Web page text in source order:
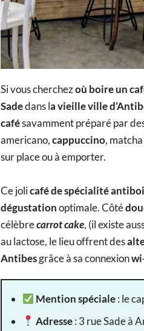
Si vous cherchezoù boire un
Sadedans la vieille ville
cafésavamment préparé par
americano,cappuccino,
sur place ou à emporter.
Ce jolicafé de spécialité
dégustationoptimale. Côté
célèbrecarrot cake, (il existe
au lactose, le lieu offrent des
Antibesgrâce à sa connexion
Mention spéciale: le
Adresse: 3 rue Sade à